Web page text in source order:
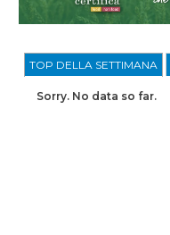
TOP DELLA SETTIMANA
Sorry. No data so far.